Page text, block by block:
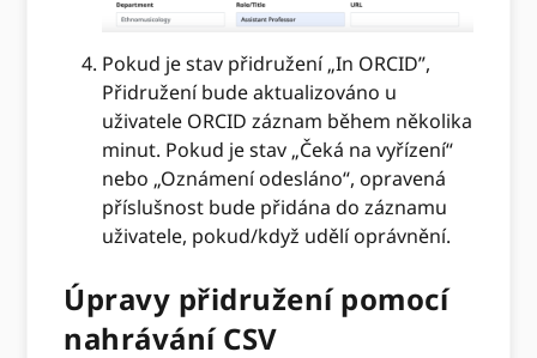
Pokud je stav přidružení „In ORCID”,
Přidružení bude aktualizováno u
uživatele ORCID záznam během několika
minut. Pokud je stav „Čeká na vyřízení“
nebo „Oznámení odesláno“, opravená
příslušnost bude přidána do záznamu
uživatele, pokud/když udělí oprávnění.
Úpravy přidružení pomocí
nahrávání CSV